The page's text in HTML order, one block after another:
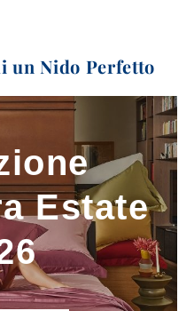
un Nido Perfetto
toCollezione Primavera
Estate